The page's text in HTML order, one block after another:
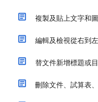
複製及貼上文字和
編輯及檢視從右到
替文件新增標題或
刪除文件、試算表